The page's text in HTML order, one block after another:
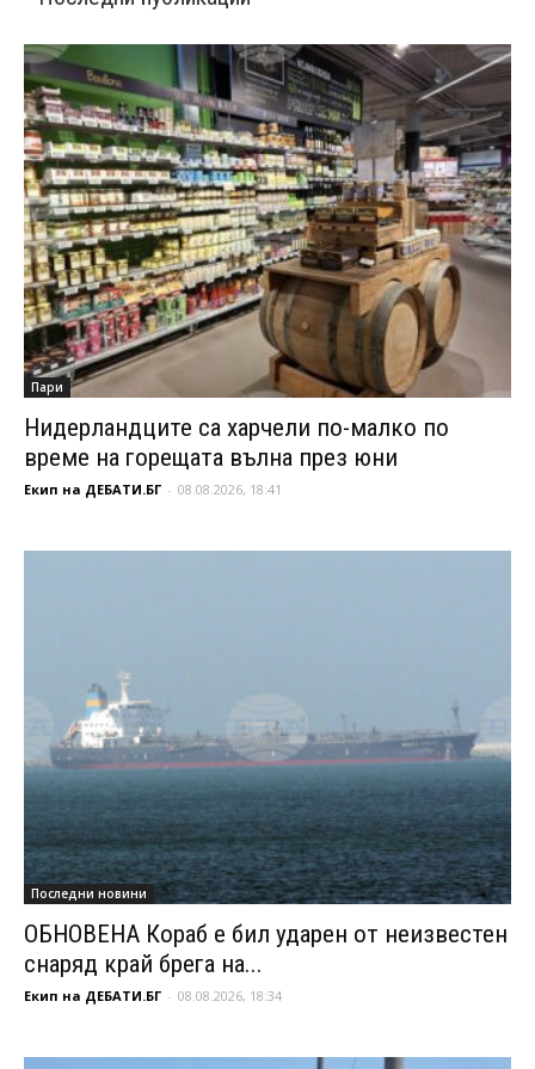
Пари
Нидерландците са харчели по-малко по
време на горещата вълна през юни
Екип на ДЕБАТИ.БГ - 08.08.2026, 18:41
Последни новини
ОБНОВЕНА Кораб е бил ударен от неизвестен
снаряд край брега на...
Екип на ДЕБАТИ.БГ - 08.08.2026, 18:34